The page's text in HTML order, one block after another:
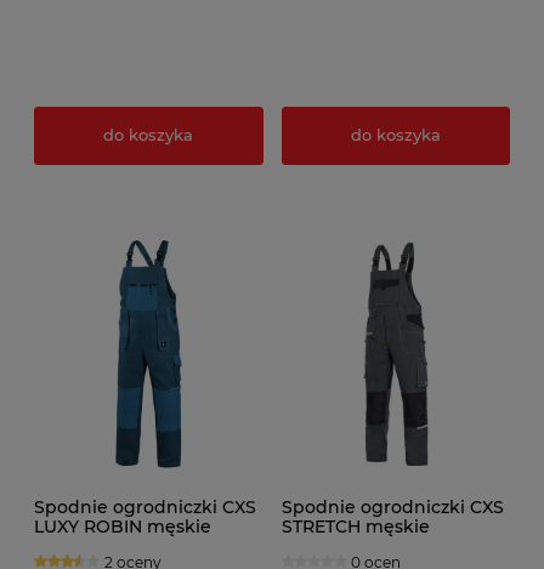
do koszyka do koszyka
Spodnie ogrodniczki CXS
LUXY ROBIN męskie
2 oceny
Spodnie ogrodniczki CXS
STRETCH męskie
0 ocen